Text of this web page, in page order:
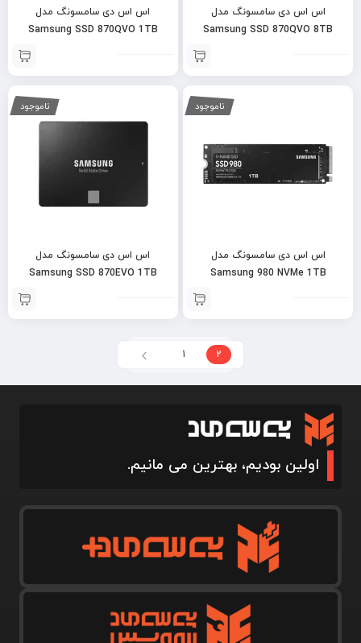
اس اس دی سامسونگ مدل
Samsung SSD 870QVO 8TB
اس اس دی سامسونگ مدل
Samsung SSD 870QVO 1TB
ناموجود
اس اس دی سامسونگ مدل
Samsung 980 NVMe 1TB
ناموجود
اس اس دی سامسونگ مدل
Samsung SSD 870EVO 1TB
1 2
اولین بودیم، بهترین می مانیم.